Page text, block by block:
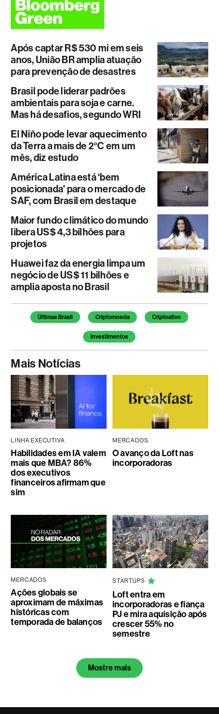
Após captar R$ 530 mi em seis
anos, União BR amplia atuação
para prevenção de desastres
Brasil pode liderar padrões
ambientais para soja e carne.
Mas há desafios, segundo WRI
El Niño pode levar aquecimento
da Terra a mais de 2°C em um
mês, diz estudo
América Latina está ‘bem
posicionada' para o mercado de
SAF, com Brasil em destaque
Maior fundo climático do mundo
libera US$ 4,3 bilhões para
projetos
Huawei faz da energia limpa um
negócio de US$ 11 bilhões e
amplia aposta no Brasil
Temas deste artigo
Últimas Brasil Criptomoeda Criptoativo
Investimentos
Mais Notícias
LINHA EXECUTIVA
Habilidades em IA valem
mais que MBA? 86%
dos executivos
financeiros afirmam que
sim
MERCADOS
O avanço da Loft nas
incorporadoras
MERCADOS
Ações globais se
aproximam de máximas
históricas com
temporada de balanços
STARTUPS
Loft entra em
incorporadoras e fiança
PJ e mira aquisição após
crescer 55% no
semestre
Mostre mais